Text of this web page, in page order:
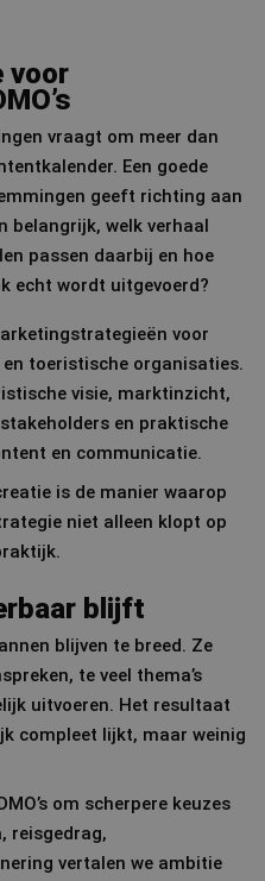
voor
vraagt om meer dan
Een goede
geeft richting aan
belangrijk, welk verhaal
passen daarbij en hoe
echt wordt uitgevoerd?
voor
en toeristische organisaties.
visie, marktinzicht,
en praktische
en communicatie.
is de manier waarop
niet alleen klopt op
blijft
blijven te breed. Ze
te veel thema’s
uitvoeren. Het resultaat
compleet lijkt, maar weinig
om scherpere keuzes
reisgedrag,
vertalen we ambitie